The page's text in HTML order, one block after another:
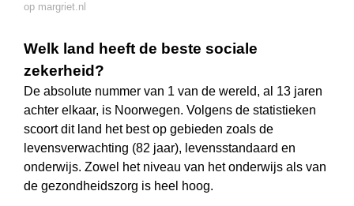
op margriet.nl
Welk land heeft de beste sociale
zekerheid?
De absolute nummer van 1 van de wereld, al 13 jaren
achter elkaar, is Noorwegen. Volgens de statistieken
scoort dit land het best op gebieden zoals de
levensverwachting (82 jaar), levensstandaard en
onderwijs. Zowel het niveau van het onderwijs als van
de gezondheidszorg is heel hoog.